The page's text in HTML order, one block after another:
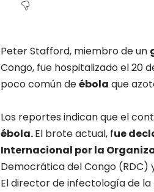
Peter Stafford, miembro de un
Congo, fue hospitalizado el 20
poco común deébola que
Los reportes indican que el
ébola.El brote actual, fue
Internacional por la
Democrática del Congo (RDC)
El director de infectología de la